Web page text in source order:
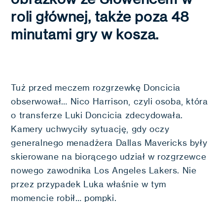
roli głównej, także poza 48
minutami gry w kosza.
Tuż przed meczem rozgrzewkę Doncicia
obserwował… Nico Harrison, czyli osoba, która
o transferze Luki Doncicia zdecydowała.
Kamery uchwyciły sytuację, gdy oczy
generalnego menadżera Dallas Mavericks były
skierowane na biorącego udział w rozgrzewce
nowego zawodnika Los Angeles Lakers. Nie
przez przypadek Luka właśnie w tym
momencie robił… pompki.